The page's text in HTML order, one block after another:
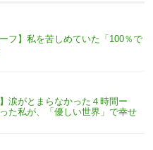
フ】私を苦しめていた「100％で
涙がとまらなかった４時間ー
た私が、「優しい世界」で幸せ